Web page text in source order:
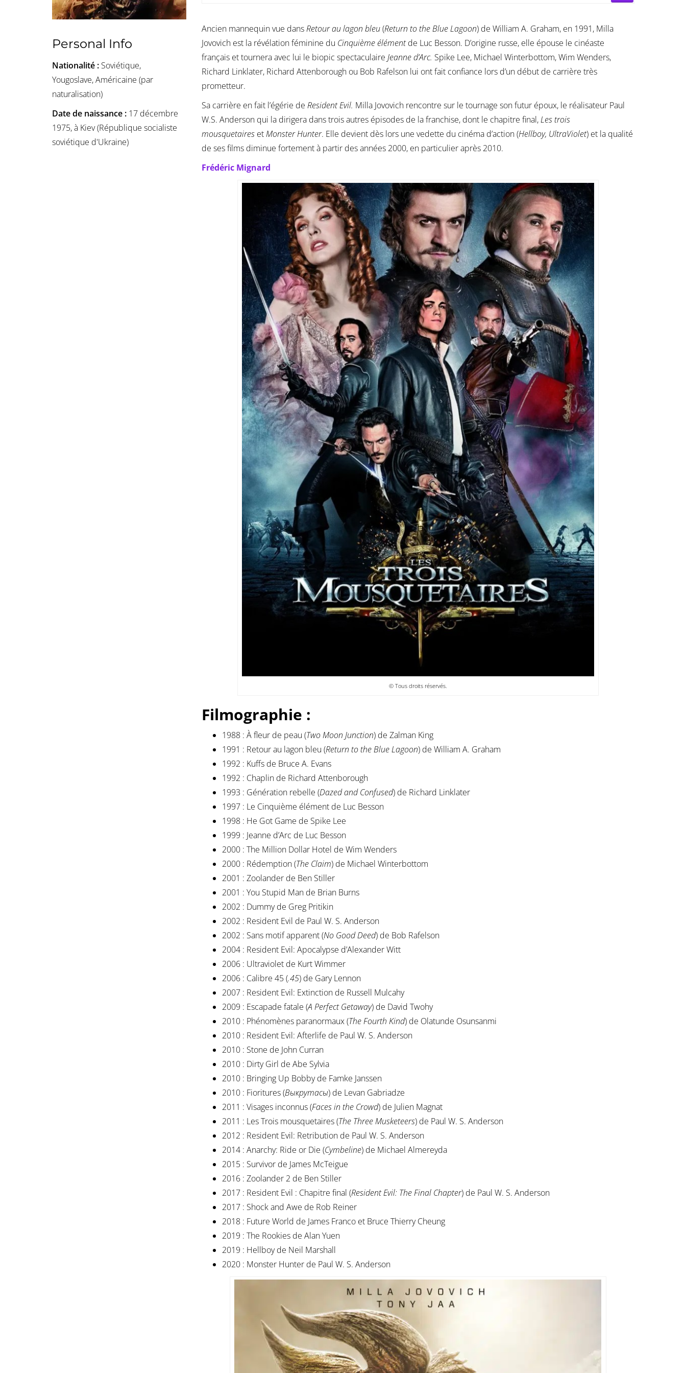
Personal Info
Nationalité : Soviétique,
Yougoslave, Américaine (par
naturalisation)
Date de naissance : 17 décembre
1975, à Kiev (République socialiste
soviétique d'Ukraine)
Ancien mannequin vue dansRetour au lagon bleu(Return to the Blue Lagoon) de William A. Graham, en 1991, Milla
Jovovich est la révélation féminine du Cinquième élémentde Luc Besson. D’origine russe, elle épouse le cinéaste
français et tournera avec lui le biopic spectaculaire Jeanne d’Arc. Spike Lee, Michael Winterbottom, Wim Wenders,
Richard Linklater, Richard Attenborough ou Bob Rafelson lui ont fait confiance lors d’un début de carrière très
prometteur.
Sa carrière en fait l’égérie de Resident Evil. Milla Jovovich rencontre sur le tournage son futur époux, le réalisateur Paul
W.S. Anderson qui la dirigera dans trois autres épisodes de la franchise, dont le chapitre final,Les trois
mousquetaires etMonster Hunter. Elle devient dès lors une vedette du cinéma d’action (Hellboy, UltraViolet) et la qualité
de ses films diminue fortement à partir des années 2000, en particulier après 2010.
Frédéric Mignard
© Tous droits réservés.
Filmographie :
1988 : À fleur de peau (Two Moon Junction) de Zalman King
1991 : Retour au lagon bleu (Return to the Blue Lagoon) de William A. Graham
1992 : Kuffs de Bruce A. Evans
1992 : Chaplin de Richard Attenborough
1993 : Génération rebelle (Dazed and Confused) de Richard Linklater
1997 : Le Cinquième élément de Luc Besson
1998 : He Got Game de Spike Lee
1999 : Jeanne d’Arc de Luc Besson
2000 : The Million Dollar Hotel de Wim Wenders
2000 : Rédemption (The Claim) de Michael Winterbottom
2001 : Zoolander de Ben Stiller
2001 : You Stupid Man de Brian Burns
2002 : Dummy de Greg Pritikin
2002 : Resident Evil de Paul W. S. Anderson
2002 : Sans motif apparent (No Good Deed) de Bob Rafelson
2004 : Resident Evil: Apocalypse d’Alexander Witt
2006 : Ultraviolet de Kurt Wimmer
2006 : Calibre 45 (.45) de Gary Lennon
2007 : Resident Evil: Extinction de Russell Mulcahy
2009 : Escapade fatale (A Perfect Getaway) de David Twohy
2010 : Phénomènes paranormaux (The Fourth Kind) de Olatunde Osunsanmi
2010 : Resident Evil: Afterlife de Paul W. S. Anderson
2010 : Stone de John Curran
2010 : Dirty Girl de Abe Sylvia
2010 : Bringing Up Bobby de Famke Janssen
2010 : Fioritures (Выкрутасы) de Levan Gabriadze
2011 : Visages inconnus (Faces in the Crowd) de Julien Magnat
2011 : Les Trois mousquetaires (The Three Musketeers) de Paul W. S. Anderson
2012 : Resident Evil: Retribution de Paul W. S. Anderson
2014 : Anarchy: Ride or Die (Cymbeline) de Michael Almereyda
2015 : Survivor de James McTeigue
2016 : Zoolander 2 de Ben Stiller
2017 : Resident Evil : Chapitre final (Resident Evil: The Final Chapter) de Paul W. S. Anderson
2017 : Shock and Awe de Rob Reiner
2018 : Future World de James Franco et Bruce Thierry Cheung
2019 : The Rookies de Alan Yuen
2019 : Hellboy de Neil Marshall
2020 : Monster Hunter de Paul W. S. Anderson